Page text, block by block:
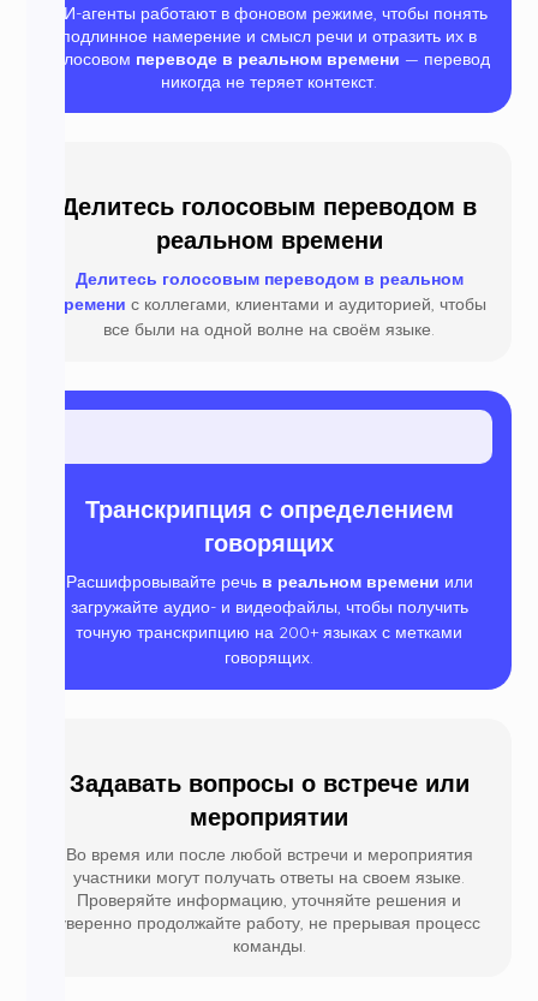
ИИ-агенты работают в фоновом режиме, чтобы понять
подлинное намерение и смысл речи и отразить их в
голосовом переводе в реальном времени — перевод
никогда не теряет контекст.
Делитесь голосовым переводом в
реальном времени
Делитесь голосовым переводом в реальном
времени с коллегами, клиентами и аудиторией, чтобы
все были на одной волне на своём языке.
Транскрипция с определением
говорящих
Расшифровывайте речь в реальном времени или
загружайте аудио- и видеофайлы, чтобы получить
точную транскрипцию на 200+ языках с метками
говорящих.
Задавать вопросы о встрече или
мероприятии
Во время или после любой встречи и мероприятия
участники могут получать ответы на своем языке.
Проверяйте информацию, уточняйте решения и
уверенно продолжайте работу, не прерывая процесс
команды.